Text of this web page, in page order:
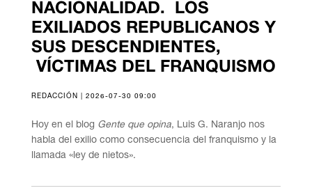
NACIONALIDAD. LOS
EXILIADOS REPUBLICANOS Y
SUS DESCENDIENTES,
VÍCTIMAS DEL FRANQUISMO
REDACCIÓN | 2026-07-30 09:00
Hoy en el blog Gente que opina, Luis G. Naranjo nos
habla del exilio como consecuencia del franquismo y la
llamada «ley de nietos».